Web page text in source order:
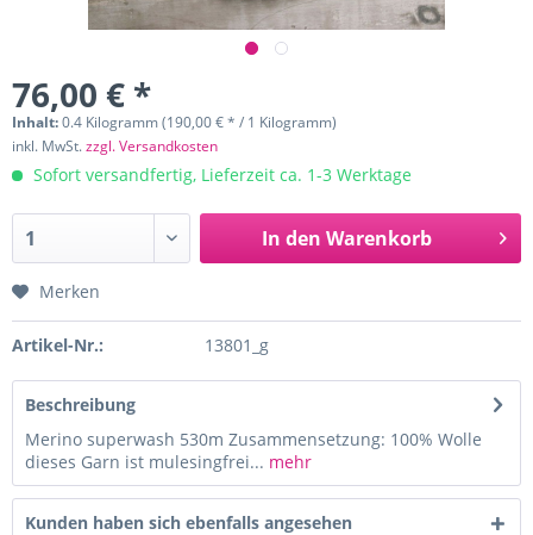
76,00 € *
Inhalt:0.4 Kilogramm (190,00 € * / 1 Kilogramm)
inkl. MwSt.zzgl. Versandkosten
Sofort versandfertig, Lieferzeit ca. 1-3 Werktage
In den Warenkorb
Merken
Artikel-Nr.: 13801_g
Beschreibung
Merino superwash 530m Zusammensetzung: 100% Wolle
dieses Garn ist mulesingfrei... mehr
Kunden haben sich ebenfalls angesehen